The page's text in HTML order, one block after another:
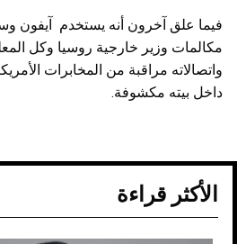
فيما علق آخرون أنه يستخدم آيفون
مكالمات وزير خارجية روسيا وكل
واتصالاته مراقبة من المخابرات
داخل بيته مكشوفة.
الأكثر قراءة